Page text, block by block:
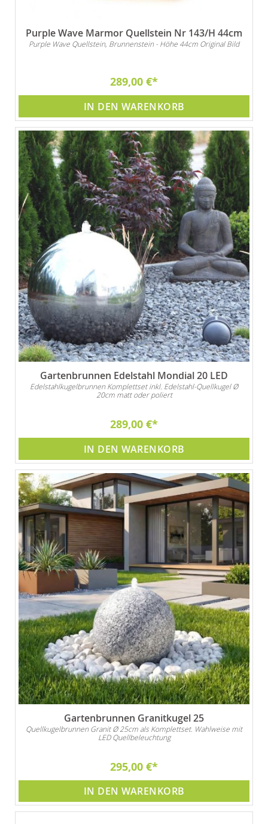
Purple Wave Marmor Quellstein Nr 143/H 44cm
Purple Wave Quellstein, Brunnenstein - Höhe 44cm Original Bild
289,00 €
IN DEN WARENKORB
Gartenbrunnen Edelstahl Mondial 20 LED
Edelstahlkugelbrunnen Komplettset inkl. Edelstahl-Quellkugel Ø
20cm matt oder poliert
289,00 €
IN DEN WARENKORB
Gartenbrunnen Granitkugel 25
Quellkugelbrunnen Granit Ø 25cm als Komplettset. Wahlweise mit
LED Quellbeleuchtung
295,00 €
IN DEN WARENKORB